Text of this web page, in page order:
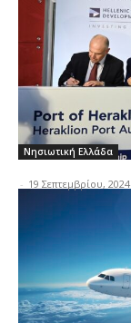
Νησιωτική Ελλάδα
- 19 Σεπτεμβρίου, 2024